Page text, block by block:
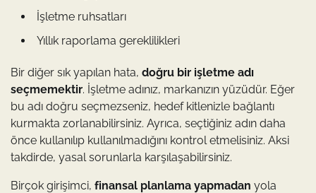
İşletme ruhsatları
Yıllık raporlama gereklilikleri
Bir diğer sık yapılan hata, doğru bir işletme adı
seçmemektir. İşletme adınız, markanızın yüzüdür. Eğer
bu adı doğru seçmezseniz, hedef kitlenizle bağlantı
kurmakta zorlanabilirsiniz. Ayrıca, seçtiğiniz adın daha
önce kullanılıp kullanılmadığını kontrol etmelisiniz. Aksi
takdirde, yasal sorunlarla karşılaşabilirsiniz.
Birçok girişimci, finansal planlama yapmadan yola